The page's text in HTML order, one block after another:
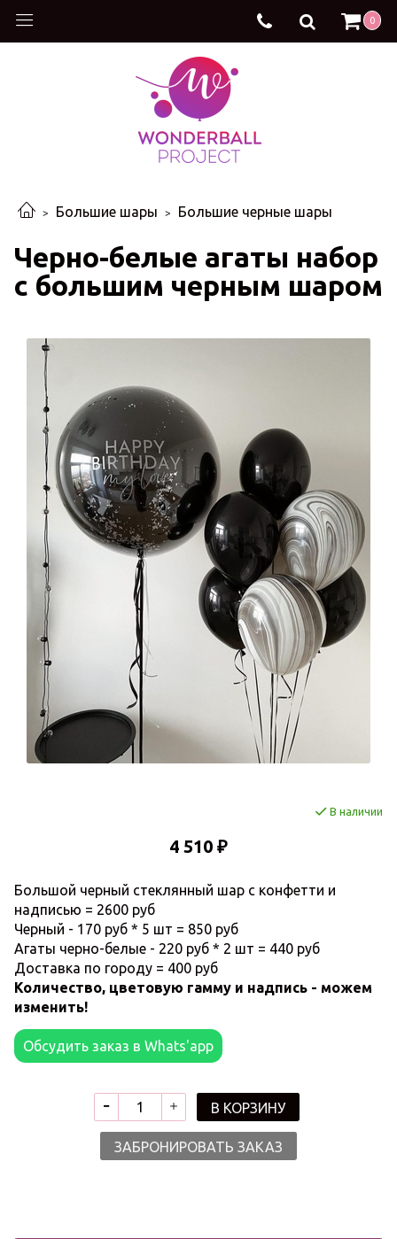
0
Большие шары Большие черные шары
Черно-белые агаты набор
с большим черным шаром
В наличии
4 510 ₽
Большой черный стеклянный шар с конфетти и
надписью = 2600 руб
Черный - 170 руб * 5 шт = 850 руб
Агаты черно-белые - 220 руб * 2 шт = 440 руб
Доставка по городу = 400 руб
Количество, цветовую гамму и надпись - можем
изменить!
Обсудить заказ в Whats'app
В КОРЗИНУ
ЗАБРОНИРОВАТЬ ЗАКАЗ